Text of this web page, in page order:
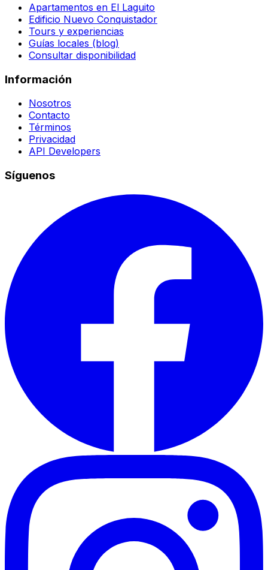
Apartamentos en El Laguito
Edificio Nuevo Conquistador
Tours y experiencias
Guías locales (blog)
Consultar disponibilidad
Información
Nosotros
Contacto
Términos
Privacidad
API Developers
Síguenos